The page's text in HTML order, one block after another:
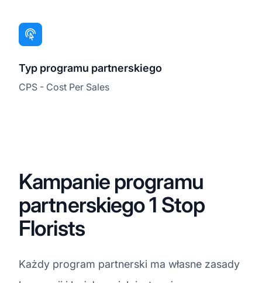
Typ programu partnerskiego
CPS - Cost Per Sales
Kampanie programu
partnerskiego 1 Stop
Florists
Każdy program partnerski ma własne zasady